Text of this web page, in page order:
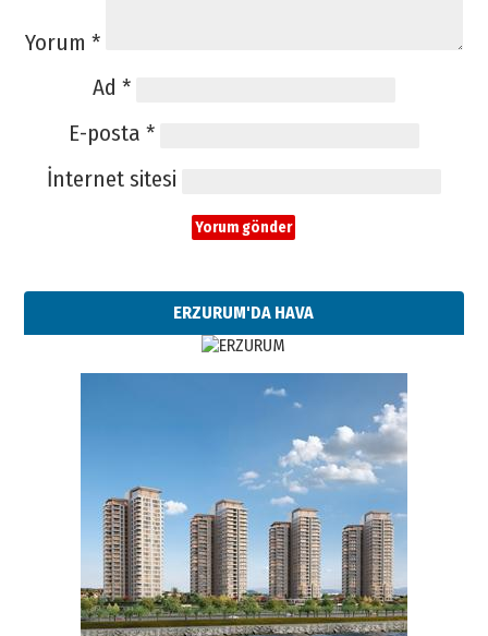
Yorum *
Ad *
E-posta *
İnternet sitesi
ERZURUM'DA HAVA
Esat BİNDESEN
Başkan Sekmen’den Erzurum’a
bir vizyon proje daha!
02 Ağustos 2026 Pazar